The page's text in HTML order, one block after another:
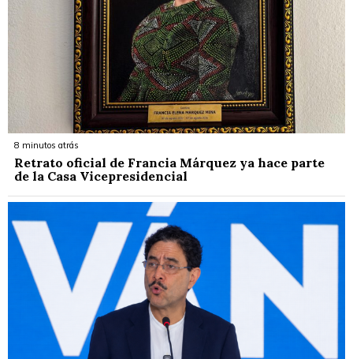
8 minutos atrás
Retrato oficial de Francia Márquez ya hace parte
de la Casa Vicepresidencial